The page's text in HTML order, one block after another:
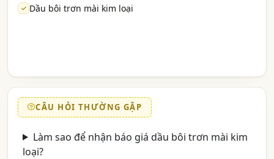
Dầu bôi trơn mài kim loại
CÂU HỎI THƯỜNG GẶP
Làm sao để nhận báo giá dầu bôi trơn mài kim
loại?